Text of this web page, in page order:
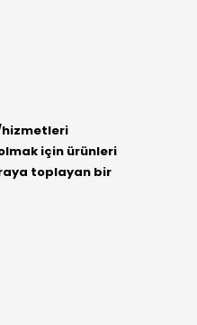
hizmetleri
için ürünleri
toplayan bir